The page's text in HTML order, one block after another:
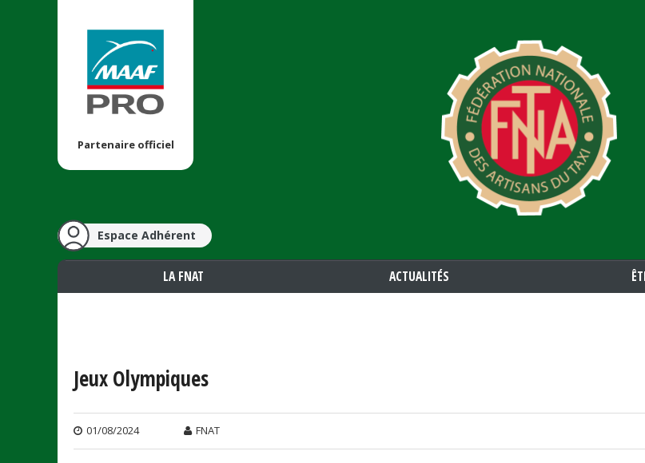
contenu
principal
Partenaire officiel
Espace Adhérent
LA FNAT ACTUALITÉS
Jeux Olympiques
01/08/2024 FNAT